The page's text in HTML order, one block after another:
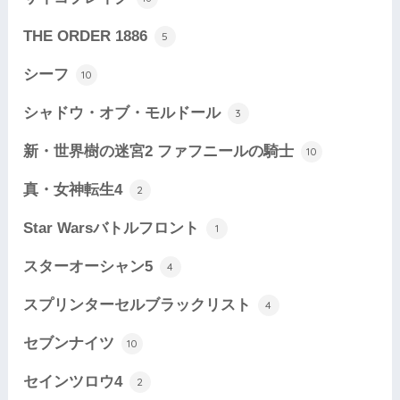
THE ORDER 1886 5
シーフ 10
シャドウ・オブ・モルドール 3
新・世界樹の迷宮2 ファフニールの騎士 10
真・女神転生4 2
Star Warsバトルフロント 1
スターオーシャン5 4
スプリンターセルブラックリスト 4
セブンナイツ 10
セインツロウ4 2